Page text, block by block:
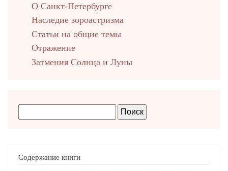
О Санкт-Петербурге
Наследие зороастризма
Cтатьи на общие темы
Отражение
Затмения Солнца и Луны
Содержание книги